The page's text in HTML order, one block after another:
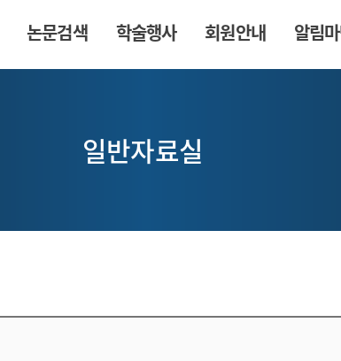
논문검색 학술행사 회원안내 알림
일반자료실